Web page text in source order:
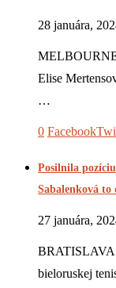
28 januára,
MELBOURNE
Elise
…
0 Facebook
Posilnila
Sabalenková to
27 januára,
BRATISLAVA
bieloruskej